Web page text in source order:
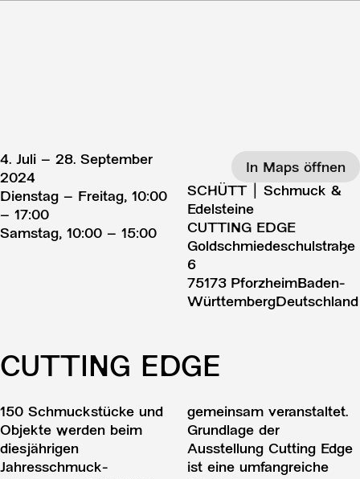
4. Juli – 28. September
2024
Dienstag – Freitag, 10:00
– 17:00
Samstag, 10:00 – 15:00
In Maps öffnen
SCHÜTT | Schmuck &
Edelsteine
CUTTING EDGE
Goldschmiedeschulstraße
6
75173 PforzheimBaden-
WürttembergDeutschland
CUTTING EDGE
150 Schmuckstücke und
Objekte werden beim
diesjährigen
Jahresschmuck-
gemeinsam veranstaltet.
Grundlage der
Ausstellung Cutting Edge
ist eine umfangreiche